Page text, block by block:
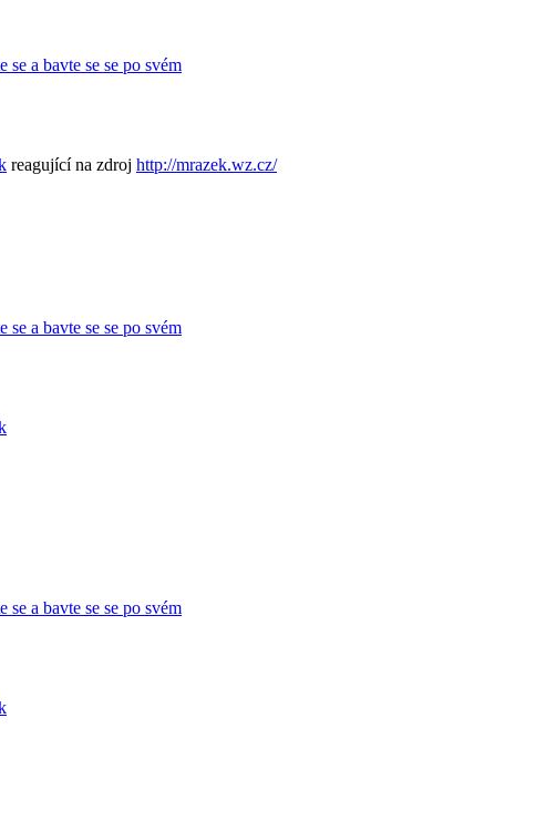
se a bavte se se po svém
reagující na zdroj http://mrazek.wz.cz/
se a bavte se se po svém
se a bavte se se po svém